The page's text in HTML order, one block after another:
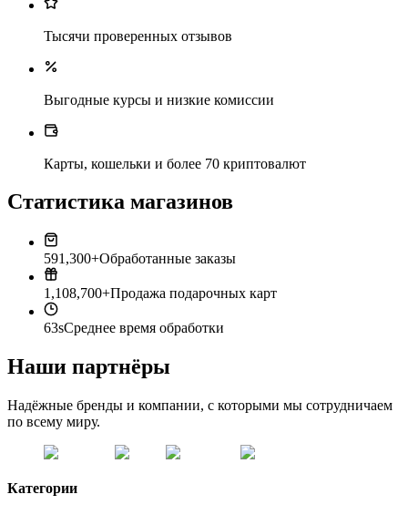
Тысячи проверенных отзывов
Выгодные курсы и низкие комиссии
Карты, кошельки и более 70 криптовалют
Статистика магазинов
591,300+Обработанные заказы
1,108,700+Продажа подарочных карт
63sСреднее время обработки
Наши партнёры
Надёжные бренды и компании, с которыми мы сотрудничаем
по всему миру.
Категории